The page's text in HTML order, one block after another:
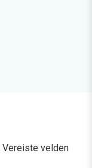
Vereiste velden